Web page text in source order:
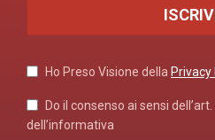
Ho Preso Visione della Privacy
Do il consenso ai sensi
dell’informativa